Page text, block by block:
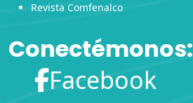
Revista Comfenalco
Conectémonos:
Facebook